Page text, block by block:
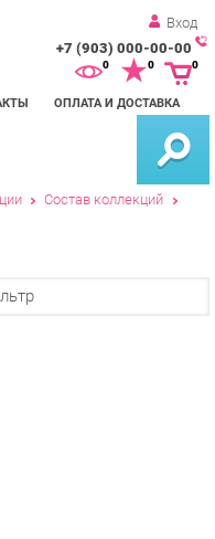
Вход
+7 (903) 000-00-00
ОПЛАТА И ДОСТАВКА
0 0
Состав коллекций